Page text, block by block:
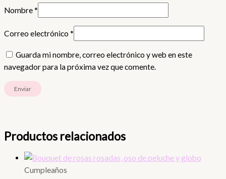
Nombre*
Correo electrónico *
Guarda mi nombre, correo electrónico y web en este
navegador para la próxima vez que comente.
Productos relacionados
Cumpleaños